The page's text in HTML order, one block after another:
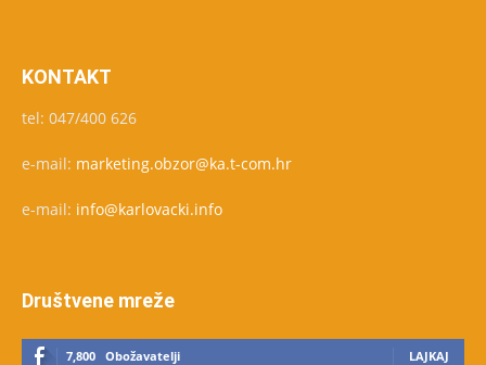
KONTAKT
tel: 047/400 626
e-mail: marketing.obzor@ka.t-com.hr
e-mail: info@karlovacki.info
Društvene mreže
7,800 Obožavatelji LAJKAJ